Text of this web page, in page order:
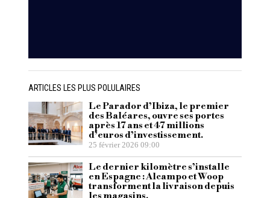
ARTICLES LES PLUS POLULAIRES
Le Parador d’Ibiza, le premier
des Baléares, ouvre ses portes
après 17 ans et 47 millions
d’euros d’investissement.
25 février 2026 09:00
Le dernier kilomètre s’installe
en Espagne : Alcampo et Woop
transforment la livraison depuis